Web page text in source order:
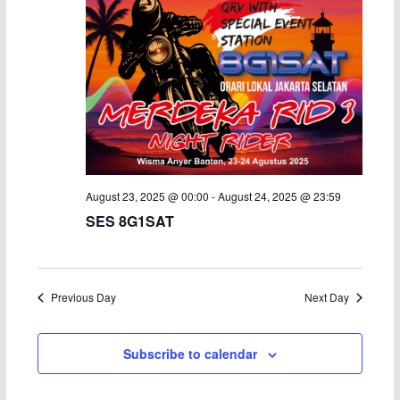
c
h
a
n
d
V
e
w
N
a
v
i
g
i
o
n
August 23, 2025 @ 00:00 -August 24, 2025 @ 23:59
SES 8G1SAT
Previous Day Next Day
Subscribe to calendar